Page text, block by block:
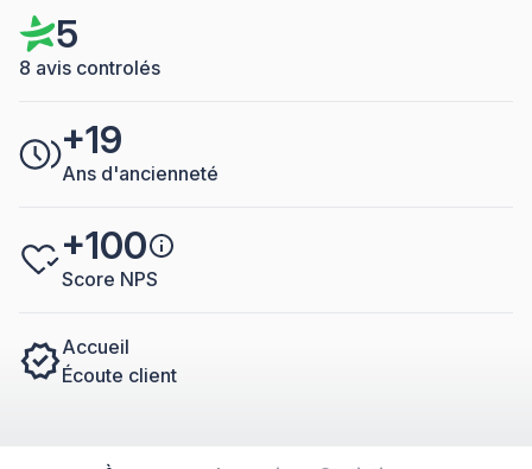
5
8 avis controlés
+19
Ans d'ancienneté
+100
Score NPS
Accueil
Écoute client